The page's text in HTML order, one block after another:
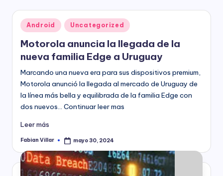
Publicado
en
Android Uncategorized
Motorola anuncia la llegada de la
nueva familia Edge a Uruguay
Marcando una nueva era para sus dispositivos premium,
Motorola anunció la llegada al mercado de Uruguay de
la línea más bella y equilibrada de la familia Edge con
dos nuevos… Continuar leer mas
Leer más
Publicado
Fabian Villar mayo 30, 2024